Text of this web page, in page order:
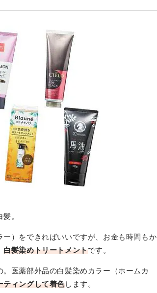
。
）をできればいいですが、お金も時間もか
白髪染めトリートメントです。
医薬部外品の白髪染めカラー（ホームカ
ティングして着色します。